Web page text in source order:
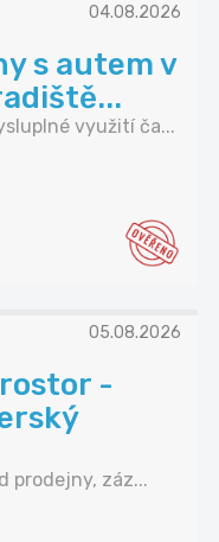
04.08.2026
s autem v
využití ča...
05.08.2026
-
prodejny, záz...